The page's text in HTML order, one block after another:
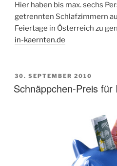
Hier haben bis max. sechs
getrennten Schlafzimmern
Feiertage in Österreich zu
in-kaernten.de
VERÖFFENTLICHT
AM
30. SEPTEMBER 2010
Schnäppchen-Preis für